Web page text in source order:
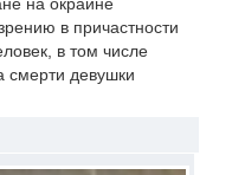
на окраине
в причастности
в том числе
смерти девушки